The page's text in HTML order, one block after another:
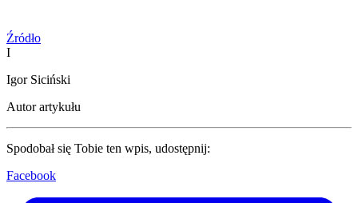
Źródło
I
Igor Siciński
Autor artykułu
Spodobał się Tobie ten wpis, udostępnij:
Facebook